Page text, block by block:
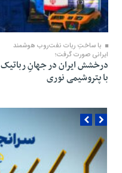
27 مرداد 1404
با ساختِ ربات نفت‌روب هوشمند
ایرانی صورت گرفت؛
درخشش ایران در جهانِ رباتیک
با پتروشیمی نوری